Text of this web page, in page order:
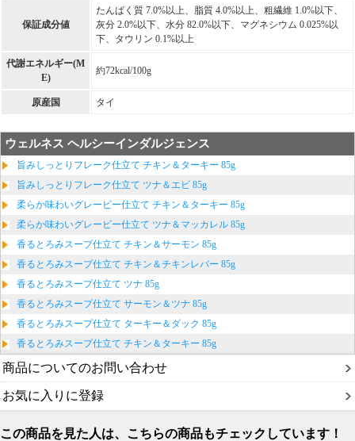
保証成分値
たんぱく質 7.0%以上、脂質 4.0%以上、粗繊維 1.0%以下、
灰分 2.0%以下、水分 82.0%以下、マグネシウム 0.025%以
下、タウリン 0.1%以上
代謝エネルギー(M
E)
約72kcal/100g
原産国 タイ
ウェルネス ヘルシーインダルジェンス
旨みしっとりフレーク仕立て チキン＆ターキー 85g
旨みしっとりフレーク仕立て ツナ＆エビ 85g
柔らか味わいグレービー仕立て チキン＆ターキー 85g
柔らか味わいグレービー仕立て ツナ＆マッカレル 85g
香るとろみスープ仕立て チキン＆サーモン 85g
香るとろみスープ仕立て チキン＆チキンレバー 85g
香るとろみスープ仕立て ツナ 85g
香るとろみスープ仕立て サーモン＆ツナ 85g
香るとろみスープ仕立て ターキー＆ダック 85g
香るとろみスープ仕立て チキン＆ターキー 85g
商品についてのお問い合わせ
お気に入りに登録
この商品を見た人は、こちらの商品もチェックしています！